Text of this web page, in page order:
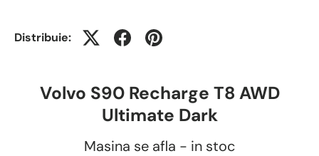
Distribuie:
Volvo S90 Recharge T8 AWD
Ultimate Dark
Masina se afla - in stoc